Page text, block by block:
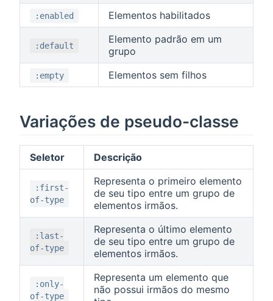
:enabled Elementos habilitados
:default
Elemento padrão em um
grupo
:empty Elementos sem filhos
Variações de pseudo-classe
Seletor Descrição
:first-
of-type
Representa o primeiro elemento
de seu tipo entre um grupo de
elementos irmãos.
:last-
of-type
Representa o último elemento
de seu tipo entre um grupo de
elementos irmãos.
:only-
of-type
Representa um elemento que
não possui irmãos do mesmo